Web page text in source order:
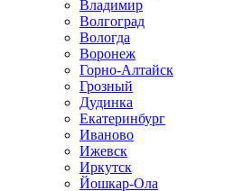
Владимир
Волгоград
Вологда
Воронеж
Горно-Алтайск
Грозный
Дудинка
Екатеринбург
Иваново
Ижевск
Иркутск
Йошкар-Ола